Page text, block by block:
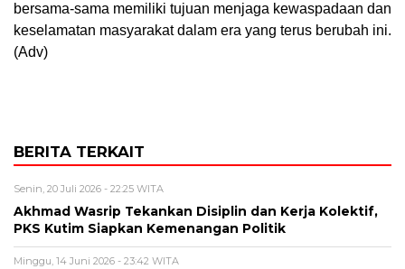
bersama-sama memiliki tujuan menjaga kewaspadaan dan
keselamatan masyarakat dalam era yang terus berubah ini.
(Adv)
BERITA TERKAIT
Senin, 20 Juli 2026 - 22:25 WITA
Akhmad Wasrip Tekankan Disiplin dan Kerja Kolektif,
PKS Kutim Siapkan Kemenangan Politik
Minggu, 14 Juni 2026 - 23:42 WITA